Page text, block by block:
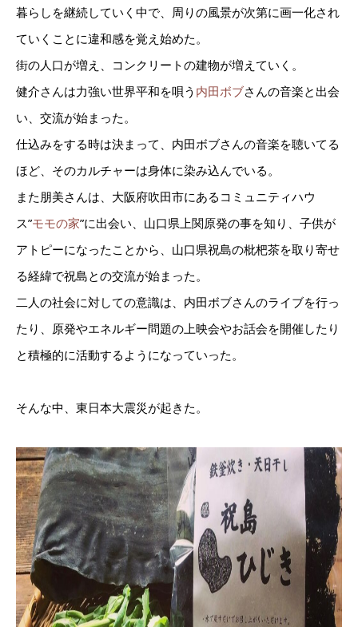
暮らしを継続していく中で、周りの風景が次第に画一化され
ていくことに違和感を覚え始めた。
街の人口が増え、コンクリートの建物が増えていく。
健介さんは力強い世界平和を唄う 内田ボブさんの音楽と出会
い、交流が始まった。
仕込みをする時は決まって、内田ボブさんの音楽を聴いてる
ほど、そのカルチャーは身体に染み込んでいる。
また朋美さんは、大阪府吹田市にあるコミュニティハウ
ス”モモの家”に出会い、山口県上関原発の事を知り、子供が
アトピーになったことから、山口県祝島の枇杷茶を取り寄せ
る経緯で祝島との交流が始まった。
二人の社会に対しての意識は、内田ボブさんのライブを行っ
たり、原発やエネルギー問題の上映会やお話会を開催したり
と積極的に活動するようになっていった。
そんな中、東日本大震災が起きた。